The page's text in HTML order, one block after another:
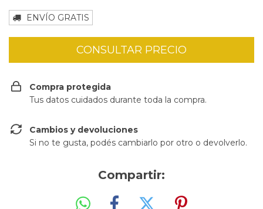
ENVÍO GRATIS
Compra protegida
Tus datos cuidados durante toda la compra.
Cambios y devoluciones
Si no te gusta, podés cambiarlo por otro o devolverlo.
Compartir: